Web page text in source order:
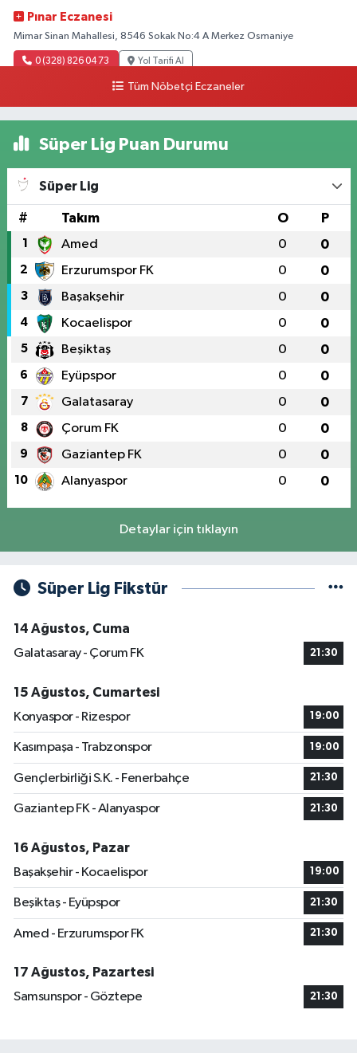
Pınar Eczanesi
Mimar Sinan Mahallesi, 8546 Sokak No:4 A Merkez Osmaniye
0 (328) 826 04 73 Yol Tarifi Al
Tüm Nöbetçi Eczaneler
Süper Lig Puan Durumu
Süper Lig
# Takım O P
1 Amed 0 0
2 Erzurumspor FK 0 0
3 Başakşehir 0 0
4 Kocaelispor 0 0
5 Beşiktaş 0 0
6 Eyüpspor 0 0
7 Galatasaray 0 0
8 Çorum FK 0 0
9 Gaziantep FK 0 0
10 Alanyaspor 0 0
Detaylar için tıklayın
Süper Lig Fikstür
14 Ağustos, Cuma
Galatasaray - Çorum FK
21:30
15 Ağustos, Cumartesi
Konyaspor - Rizespor
19:00
Kasımpaşa - Trabzonspor 19:00
Gençlerbirliği S.K. - Fenerbahçe 21:30
Gaziantep FK - Alanyaspor 21:30
16 Ağustos, Pazar
Başakşehir - Kocaelispor
19:00
Beşiktaş - Eyüpspor 21:30
Amed - Erzurumspor FK 21:30
17 Ağustos, Pazartesi
Samsunspor - Göztepe
21:30